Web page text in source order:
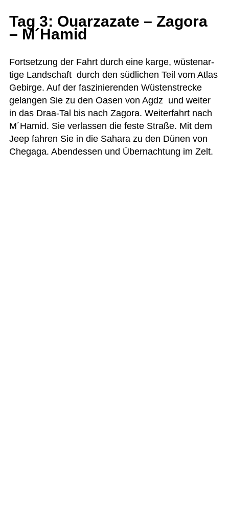
Tag 3: Ouarzazate – Zagora
– M´Hamid
Fort­set­zung der Fahrt durch eine karge, wüs­ten­ar­
tige Land­schaft durch den süd­li­chen Teil vom Atlas
Gebirge. Auf der fas­zi­nie­ren­den Wüs­ten­stre­cke
gelan­gen Sie zu den Oasen von Agdz und wei­ter
in das Draa-Tal bis nach Zagora. Wei­ter­fahrt nach
M´Hamid. Sie ver­las­sen die feste Straße. Mit dem
Jeep fah­ren Sie in die Sahara zu den Dünen von
Che­gaga. Abend­essen und Über­nach­tung im Zelt.